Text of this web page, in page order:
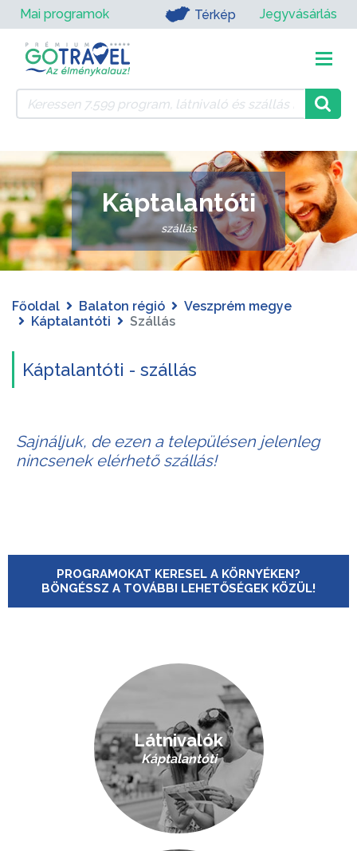
Mai programok Térkép Jegyvásárlás
Káptalantóti
szállás
Főoldal Balaton régió
Veszprém megye
Káptalantóti
Szállás
Káptalantóti - szállás
Sajnáljuk, de ezen a településen jelenleg
nincsenek elérhető szállás!
PROGRAMOKAT KERESEL A KÖRNYÉKEN?
BÖNGÉSSZ A TOVÁBBI LEHETŐSÉGEK KÖZÜL!
Látnivalók
Káptalantóti